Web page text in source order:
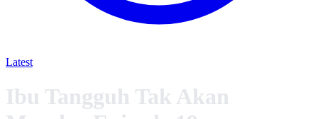
Latest
Ibu Tangguh Tak Akan